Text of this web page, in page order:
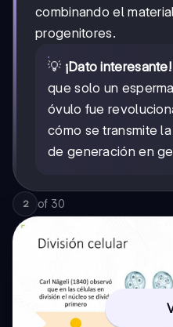
combinando el
progenitores.
💡 ¡Dato interesante!
que solo un
óvulo fue
cómo se transmite
de generación en
2 of 30